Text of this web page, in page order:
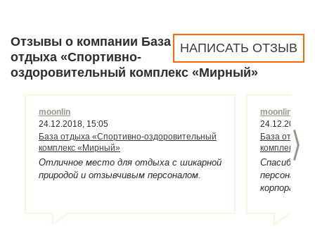
НАПИСАТЬ ОТЗЫВ
Отзывы о компании База
отдыха «Спортивно-
оздоровительный комплекс «Мирный»
>
moonlin
24.12.2018, 15:05
База отдыха «Спортивно-оздоровительный
комплекс «Мирный»
Отличное место для отдыха с шикарной
природой и отзывчивым персоналом.
moonlin
24.12.2018,
База отдыха
комплекс
Спасибо
персоналу
не
номерах